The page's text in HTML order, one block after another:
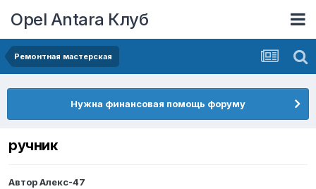
Opel Antara Клуб
Ремонтная мастерская
Нужна финансовая помощь форуму
ручник
АвторАлекс-47